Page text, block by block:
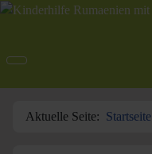
Aktuelle Seite: Startseite